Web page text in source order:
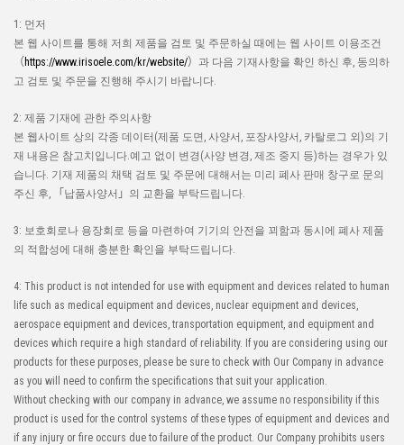
1: 먼저
본 웹 사이트를 통해 저희 제품을 검토 및 주문하실 때에는 웹 사이트 이용조건
（ https://www.irisoele.com/kr/website/）과 다음 기재사항을 확인 하신 후, 동의하
고 검토 및 주문을 진행해 주시기 바랍니다.
2: 제품 기재에 관한 주의사항
본 웹사이트 상의 각종 데이터(제품 도면, 사양서, 포장사양서, 카탈로그 외)의 기
재 내용은 참고치입니다.예고 없이 변경(사양 변경, 제조 중지 등)하는 경우가 있
습니다. 기재 제품의 채택 검토 및 주문에 대해서는 미리 폐사 판매 창구로 문의
주신 후, 「납품사양서」의 교환을 부탁드립니다.
3: 보호회로나 용장회로 등을 마련하여 기기의 안전을 꾀함과 동시에 폐사 제품
의 적합성에 대해 충분한 확인을 부탁드립니다.
4: This product is not intended for use with equipment and devices related to human
life such as medical equipment and devices, nuclear equipment and devices,
aerospace equipment and devices, transportation equipment, and equipment and
devices which require a high standard of reliability. If you are considering using our
products for these purposes, please be sure to check with Our Company in advance
as you will need to confirm the specifications that suit your application.
Without checking with our company in advance, we assume no responsibility if this
product is used for the control systems of these types of equipment and devices and
if any injury or fire occurs due to failure of the product. Our Company prohibits users